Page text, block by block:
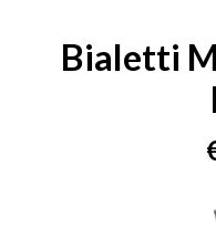
Bialetti